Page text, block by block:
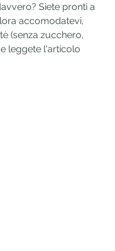
Siete pronti a
accomodatevi,
(senza zucchero,
leggete l'articolo